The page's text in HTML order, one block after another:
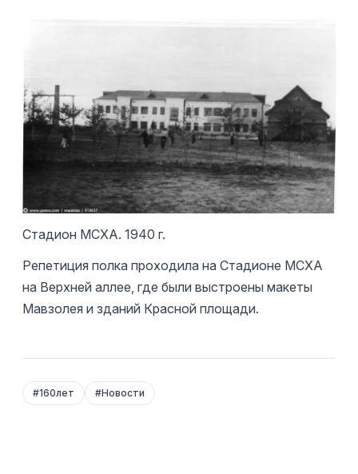
Стадион МСХА. 1940 г.
Репетиция полка проходила на Стадионе МСХА
на Верхней аллее, где были выстроены макеты
Мавзолея и зданий Красной площади.
#160лет #Новости